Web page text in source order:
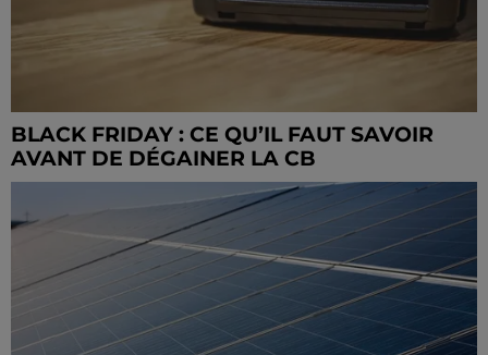
BLACK FRIDAY : CE QU’IL FAUT SAVOIR
AVANT DE DÉGAINER LA CB